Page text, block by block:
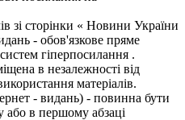
зі сторінки « Новини України
- обов'язкове пряме
гіперпосилання .
в незалежності від
матеріалів.
- видань) - повинна бути
або в першому абзаці